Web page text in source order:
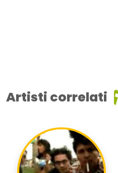
Artisti correlati